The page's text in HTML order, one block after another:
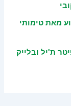
בשבוע מאת טימותי
ת'יל ובלייק